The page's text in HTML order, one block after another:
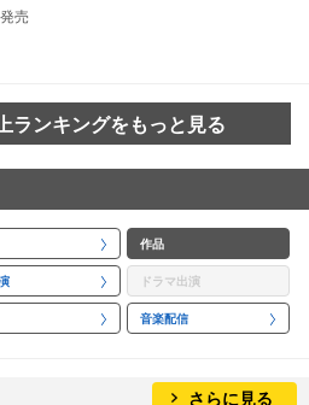
売
ランキングをもっと見る
作品
ドラマ出演
音楽配信
さらに見る